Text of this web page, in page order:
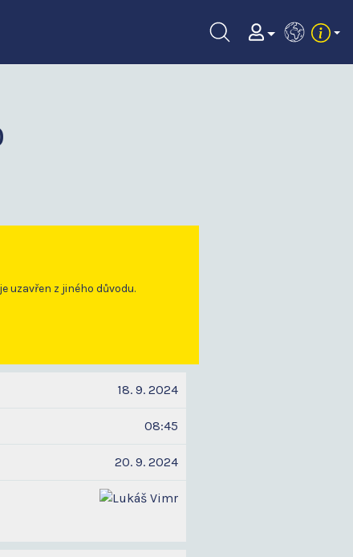
EN
uzavřen z jiného důvodu.
18. 9. 2024
08:45
20. 9. 2024